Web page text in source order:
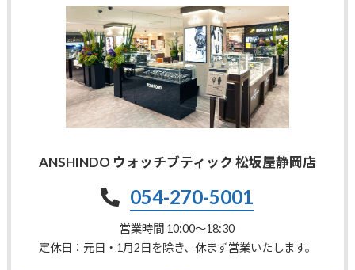
ANSHINDO ウォッチブティック 松坂屋静岡店
054-270-5001
営業時間 10:00〜18:30
定休日：元日・1月2日を除き、休まず営業いたします。